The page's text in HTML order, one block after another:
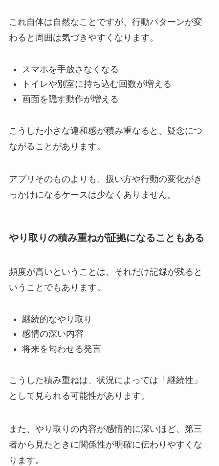
これ自体は自然なことですが、行動パターンが変
わると周囲は気づきやすくなります。
スマホを手放さなくなる
トイレや別室に持ち込む回数が増える
画面を隠す動作が増える
こうした小さな違和感が積み重なると、疑念につ
ながることがあります。
アプリそのものよりも、扱い方や行動の変化がき
っかけになるケースは少なくありません。
やり取りの積み重ねが証拠になることもある
頻度が高いということは、それだけ記録が残ると
いうことでもあります。
継続的なやり取り
感情の深い内容
将来を匂わせる発言
こうした積み重ねは、状況によっては「継続性」
として見られる可能性があります。
また、やり取りの内容が感情的に深いほど、第三
者から見たときに関係性が明確に伝わりやすくな
ります。